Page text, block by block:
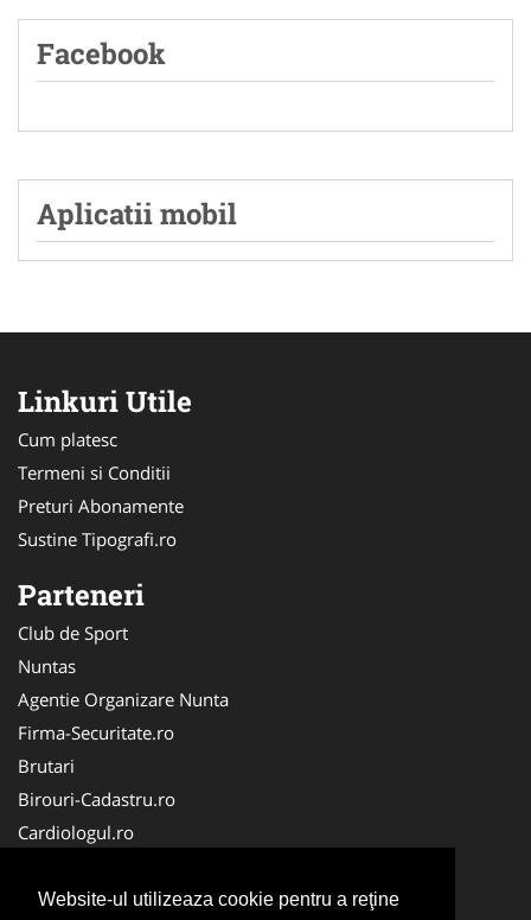
Website-ul utilizeaza cookie pentru a reţine
Facebook
Aplicatii mobil
Linkuri Utile
Cum platesc
Termeni si Conditii
Preturi Abonamente
Sustine Tipografi.ro
Parteneri
Club de Sport
Nuntas
Agentie Organizare Nunta
Firma-Securitate.ro
Brutari
Birouri-Cadastru.ro
Cardiologul.ro
Club Copii